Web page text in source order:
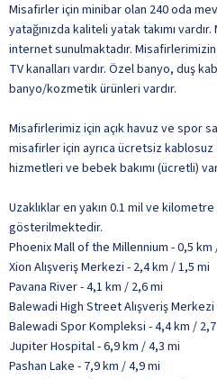
Misafirler için minibar olan 240 oda
yatağınızda kaliteli yatak takımı
internet sunulmaktadır.
TV kanalları vardır. Özel banyo, duş
banyo/kozmetik ürünleri vardır.
Misafirlerimiz için açık havuz ve spor
misafirler için ayrıca ücretsiz
hizmetleri ve bebek bakımı (ücretli)
Uzaklıklar en yakın 0.1 mil ve
gösterilmektedir.
Phoenix Mall of the Millennium - 0,5 km
Xion Alışveriş Merkezi - 2,4 km / 1,5 mi
Pavana River - 4,1 km / 2,6 mi
Balewadi High Street Alışveriş
Balewadi Spor Kompleksi - 4,4 km /
Jupiter Hospital - 6,9 km / 4,3 mi
Pashan Lake - 7,9 km / 4,9 mi